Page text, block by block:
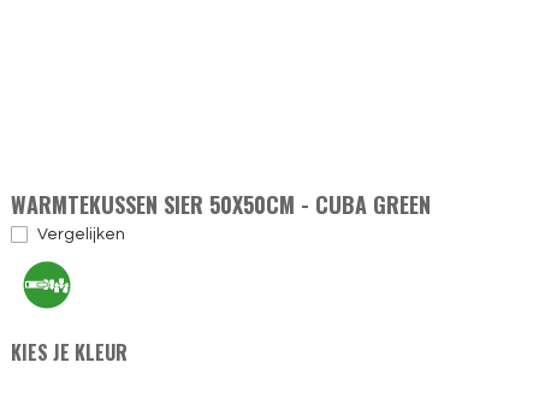
WARMTEKUSSEN SIER 50X50CM - CUBA GREEN
Vergelijken
KIES JE KLEUR